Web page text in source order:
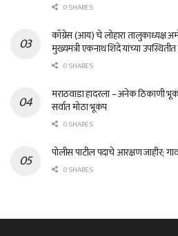
0 SHARES
काँग्रेस (आय) चे लोहारा तालुकाध्यक्ष
मुख्यमंत्री एकनाथ शिंदे यांच्या
0 SHARES
मराठवाडा हादरला – अनेक ठिकाणी
सर्वात मोठा भूकंप
0 SHARES
पोलीस पाटील पदाचे आरक्षण जाहीर;
0 SHARES